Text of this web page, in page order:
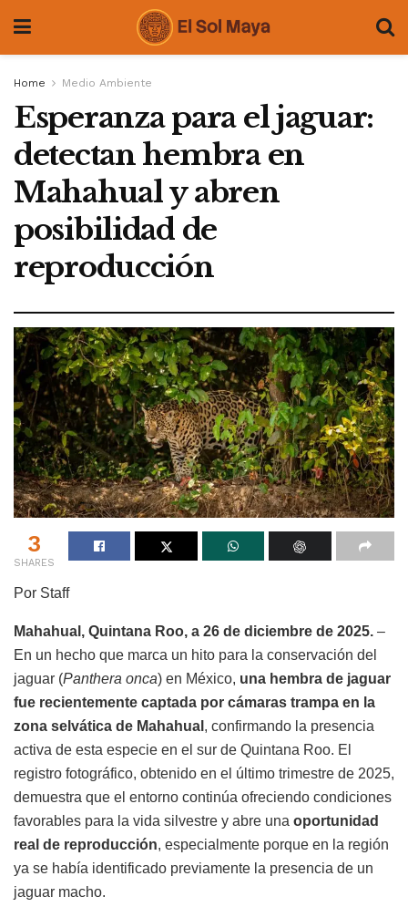
Home Medio Ambiente
Esperanza para el jaguar:
detectan hembra en
Mahahual y abren
posibilidad de
reproducción
3
SHARES
Por Staff
Mahahual, Quintana Roo, a 26 de diciembre de 2025. –
En un hecho que marca un hito para la conservación del
jaguar (Panthera onca) en México, una hembra de jaguar
fue recientemente captada por cámaras trampa en la
zona selvática de Mahahual , confirmando la presencia
activa de esta especie en el sur de Quintana Roo. El
registro fotográfico, obtenido en el último trimestre de 2025,
demuestra que el entorno continúa ofreciendo condiciones
favorables para la vida silvestre y abre una oportunidad
real de reproducción, especialmente porque en la región
ya se había identificado previamente la presencia de un
jaguar macho.